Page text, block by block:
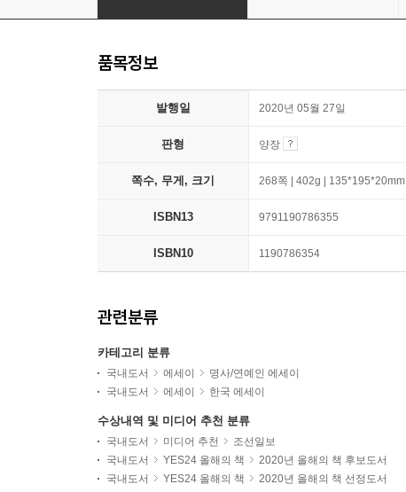
품목정보
발행일 2020년 05월 27일
판형 양장
쪽수, 무게, 크기 268쪽 | 402g | 135*195*20mm
ISBN13 9791190786355
ISBN10 1190786354
관련분류
카테고리 분류
국내도서 에세이
명사/연예인 에세이
국내도서
에세이 한국 에세이
수상내역 및 미디어 추천 분류
국내도서 미디어 추천
조선일보
국내도서
YES24 올해의 책
2020년 올해의 책 후보도서
국내도서
YES24 올해의 책 2020년 올해의 책 선정도서